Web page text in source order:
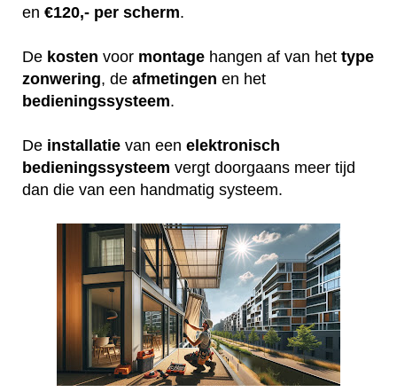
en €120,- per scherm.
De kosten voor montage hangen af van het type
zonwering, de afmetingen en het
bedieningssysteem.
De installatie van een elektronisch
bedieningssysteem vergt doorgaans meer tijd
dan die van een handmatig systeem.